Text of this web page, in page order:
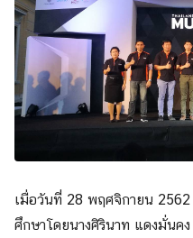
เมื่อวันที่ 28 พฤศจิกายน
ศึกษาโดยนางศิรินาท แดงมั่นค